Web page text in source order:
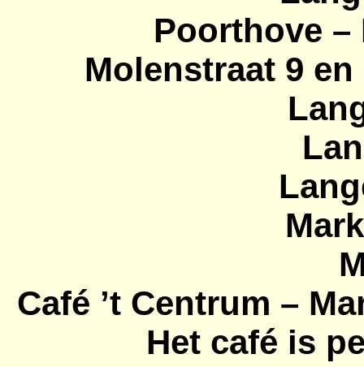
Poorthove –
Molenstraat 9
Café ’t Centrum –
Het café is